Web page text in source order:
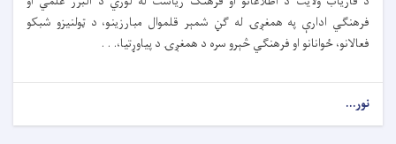
فرهنګي ادارې په همغږۍ له ګڼ شمېر قلموال مبارزینو، د ټولنیزو شبکو
فعالانو، ځوانانو او فرهنګي څېرو سره د همغږۍ د پیاوړتیا،. . .
نور...